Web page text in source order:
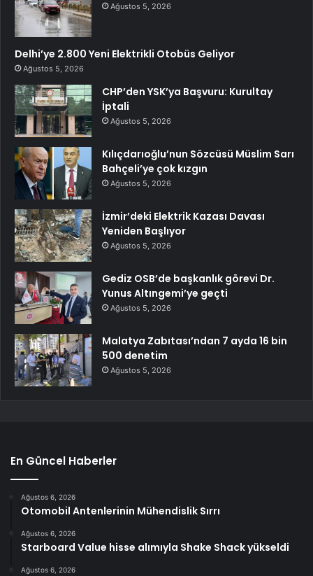
Ağustos 5, 2026
Delhi’ye 2.800 Yeni Elektrikli Otobüs Geliyor
Ağustos 5, 2026
CHP’den YSK’ya Başvuru: Kurultay
İptali
Ağustos 5, 2026
Kılıçdarıoğlu’nun Sözcüsü Müslim Sarı
Bahçeli’ye çok kızgın
Ağustos 5, 2026
İzmir’deki Elektrik Kazası Davası
Yeniden Başlıyor
Ağustos 5, 2026
Gediz OSB’de başkanlık görevi Dr.
Yunus Altıngemi’ye geçti
Ağustos 5, 2026
Malatya Zabıtası’ndan 7 ayda 16 bin
500 denetim
Ağustos 5, 2026
En Güncel Haberler
Ağustos 6, 2026
Otomobil Antenlerinin Mühendislik Sırrı
Ağustos 6, 2026
Starboard Value hisse alımıyla Shake Shack yükseldi
Ağustos 6, 2026